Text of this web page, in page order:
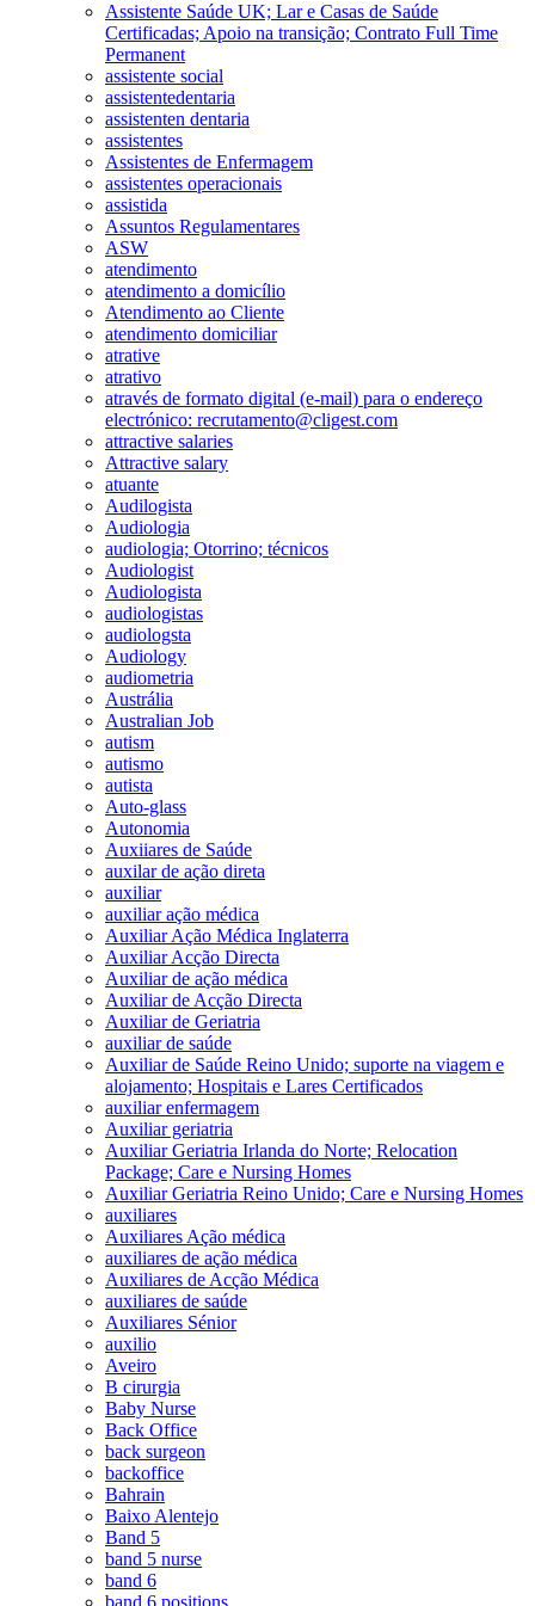
Assistente Saúde UK; Lar e Casas de Saúde
Certificadas; Apoio na transição; Contrato Full Time
Permanent
assistente social
assistentedentaria
assistenten dentaria
assistentes
Assistentes de Enfermagem
assistentes operacionais
assistida
Assuntos Regulamentares
ASW
atendimento
atendimento a domicílio
Atendimento ao Cliente
atendimento domiciliar
atrative
atrativo
através de formato digital (e-mail) para o endereço
electrónico: recrutamento@cligest.com
attractive salaries
Attractive salary
atuante
Audilogista
Audiologia
audiologia; Otorrino; técnicos
Audiologist
Audiologista
audiologistas
audiologsta
Audiology
audiometria
Austrália
Australian Job
autism
autismo
autista
Auto-glass
Autonomia
Auxiiares de Saúde
auxilar de ação direta
auxiliar
auxiliar ação médica
Auxiliar Ação Médica Inglaterra
Auxiliar Acção Directa
Auxiliar de ação médica
Auxiliar de Acção Directa
Auxiliar de Geriatria
auxiliar de saúde
Auxiliar de Saúde Reino Unido; suporte na viagem e
alojamento; Hospitais e Lares Certificados
auxiliar enfermagem
Auxiliar geriatria
Auxiliar Geriatria Irlanda do Norte; Relocation
Package; Care e Nursing Homes
Auxiliar Geriatria Reino Unido; Care e Nursing Homes
auxiliares
Auxiliares Ação médica
auxiliares de ação médica
Auxiliares de Acção Médica
auxiliares de saúde
Auxiliares Sénior
auxilio
Aveiro
B cirurgia
Baby Nurse
Back Office
back surgeon
backoffice
Bahrain
Baixo Alentejo
Band 5
band 5 nurse
band 6
band 6 positions